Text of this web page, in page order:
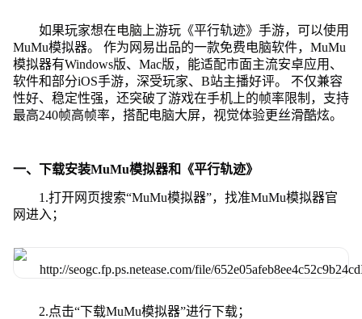
如果玩家想在电脑上游玩《平行轨迹》手游，可以使用
MuMu模拟器。 作为网易出品的一款免费电脑软件，MuMu
模拟器有Windows版、Mac版，能适配市面主流安卓应用、
软件和部分iOS手游，深受玩家、B站主播好评。 不仅兼容
性好、稳定性强，还突破了游戏在手机上的帧率限制，支持
最高240帧高帧率，搭配电脑大屏，视觉体验更丝滑酷炫。
一、下载安装MuMu模拟器和《平行轨迹》
1.打开网页搜索“MuMu模拟器”，找准MuMu模拟器官
网进入；
2.点击“下载MuMu模拟器”进行下载；